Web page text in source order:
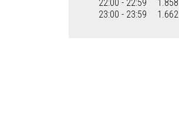
22:00 - 22:59
1.858
23:00 - 23:59
1.662